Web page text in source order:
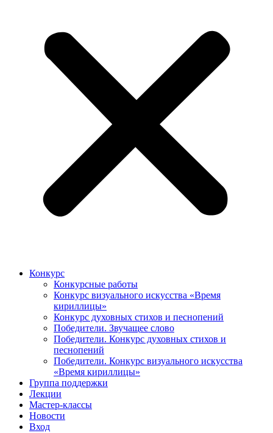
Конкурс
Конкурсные работы
Конкурс визуального искусства «Время
кириллицы»
Конкурс духовных стихов и песнопений
Победители. Звучащее слово
Победители. Конкурс духовных стихов и
песнопений
Победители. Конкурс визуального искусства
«Время кириллицы»
Группа поддержки
Лекции
Мастер-классы
Новости
Вход